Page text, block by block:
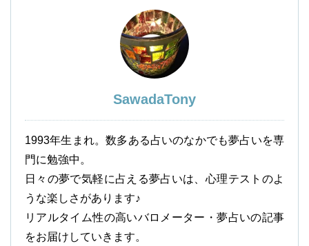
SawadaTony
1993年生まれ。数多ある占いのなかでも夢占いを専
門に勉強中。
日々の夢で気軽に占える夢占いは、心理テストのよ
うな楽しさがあります♪
リアルタイム性の高いバロメーター・夢占いの記事
をお届けしていきます。